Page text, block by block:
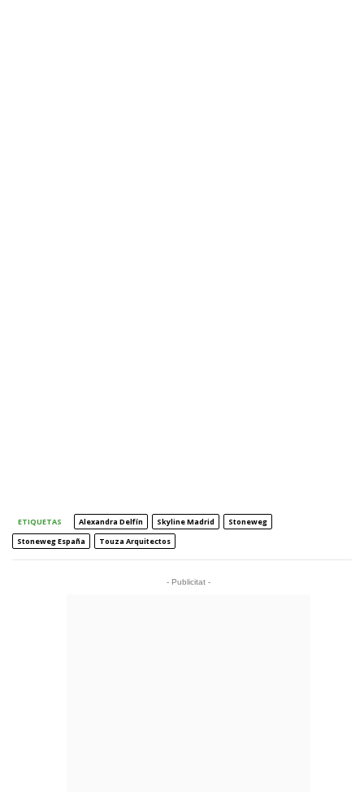
ETIQUETAS Alexandra Delfín Skyline Madrid
Stoneweg
Stoneweg España
Touza Arquitectos
- Publicitat -